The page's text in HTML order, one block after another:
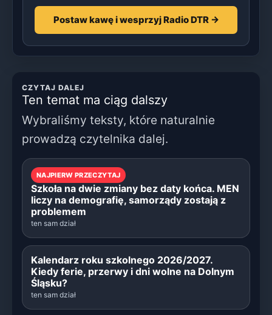
Postaw kawę i wesprzyj Radio DTR →
CZYTAJ DALEJ
Ten temat ma ciąg dalszy
Wybraliśmy teksty, które naturalnie
prowadzą czytelnika dalej.
NAJPIERW PRZECZYTAJ
Szkoła na dwie zmiany bez daty końca. MEN
liczy na demografię, samorządy zostają z
problemem
ten sam dział
Kalendarz roku szkolnego 2026/2027.
Kiedy ferie, przerwy i dni wolne na Dolnym
Śląsku?
ten sam dział